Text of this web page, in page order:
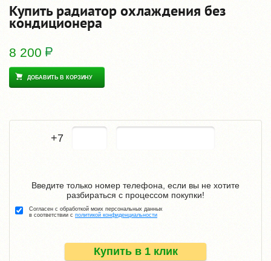
Купить радиатор охлаждения без
кондиционера
8 200
ДОБАВИТЬ В КОРЗИНУ
+7
Купить в 1 клик
Введите только номер телефона, если вы не хотите
разбираться с процессом покупки!
Согласен с обработкой моих персональных данных
в соответствии с политикой конфиденциальности